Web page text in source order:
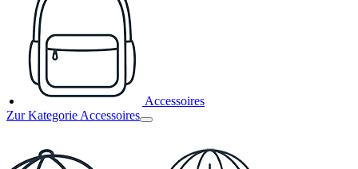
Accessoires
Zur Kategorie Accessoires